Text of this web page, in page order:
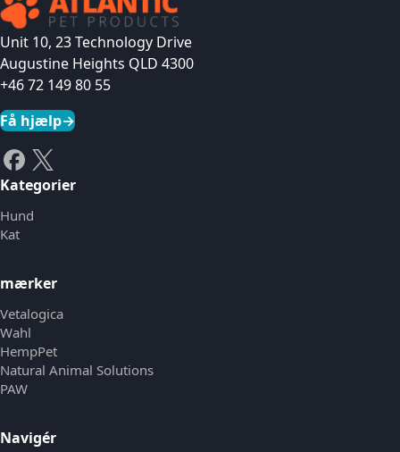
Unit 10, 23 Technology Drive
Augustine Heights QLD 4300
+46 72 149 80 55
Få hjælp→
Kategorier
Hund
Kat
mærker
Vetalogica
Wahl
HempPet
Natural Animal Solutions
PAW
Navigér